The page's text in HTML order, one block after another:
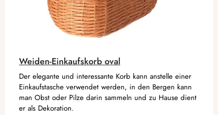
Weiden-Einkaufskorb oval
Der elegante und interessante Korb kann anstelle einer
Einkaufstasche verwendet werden, in den Bergen kann
man Obst oder Pilze darin sammeln und zu Hause dient
er als Dekoration.